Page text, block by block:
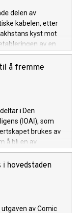
delen av
kabelen, etter
kyst mot
av en
Asia og Europa.
å fremme
i Den
(IOAI), som
brukes av
å bli en av
i hovedstaden
av Comic